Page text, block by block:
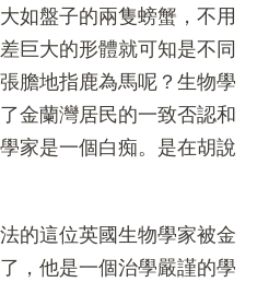
如盤子的兩隻螃蟹，不用
巨大的形體就可知是不同
膽地指鹿為馬呢？生物學
金蘭灣居民的一致否認和
家是一個白痴。是在胡說
的這位英國生物學家被金
，他是一個治學嚴謹的學